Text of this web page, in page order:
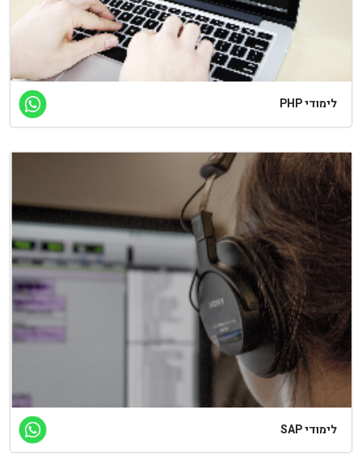
לימודי PHP
לימודי SAP